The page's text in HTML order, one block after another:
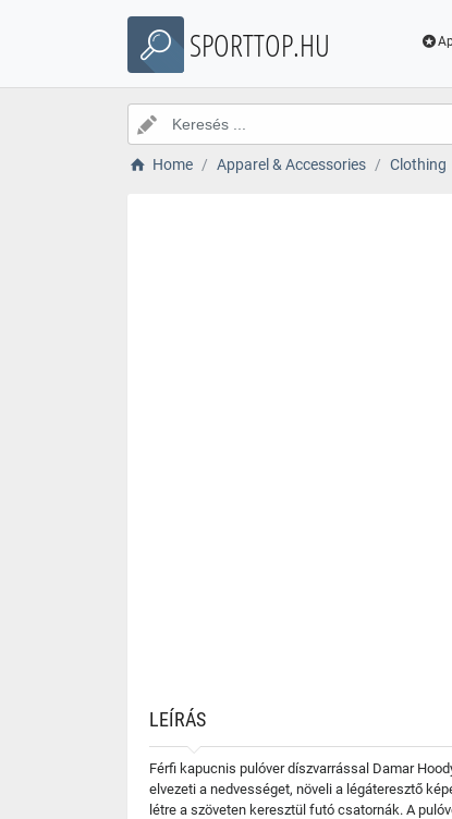
SPORTTOP.HU
Home Apparel & Accessories Clothing
LEÍRÁS
Férfi kapucnis pulóver díszvarrással Damar
elvezeti a nedvességet, növeli a légáteresztő
létre a szöveten keresztül futó csatornák. A